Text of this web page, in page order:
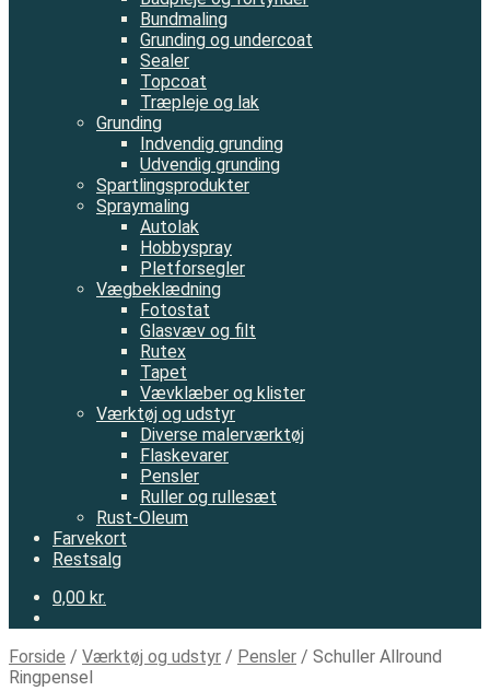
Bundmaling
Grunding og undercoat
Sealer
Topcoat
Træpleje og lak
Grunding
Indvendig grunding
Udvendig grunding
Spartlingsprodukter
Spraymaling
Autolak
Hobbyspray
Pletforsegler
Vægbeklædning
Fotostat
Glasvæv og filt
Rutex
Tapet
Vævklæber og klister
Værktøj og udstyr
Diverse malerværktøj
Flaskevarer
Pensler
Ruller og rullesæt
Rust-Oleum
Farvekort
Restsalg
0,00 kr.
Forside / Værktøj og udstyr / Pensler / Schuller Allround
Ringpensel